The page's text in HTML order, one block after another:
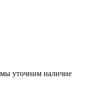
уточним наличие